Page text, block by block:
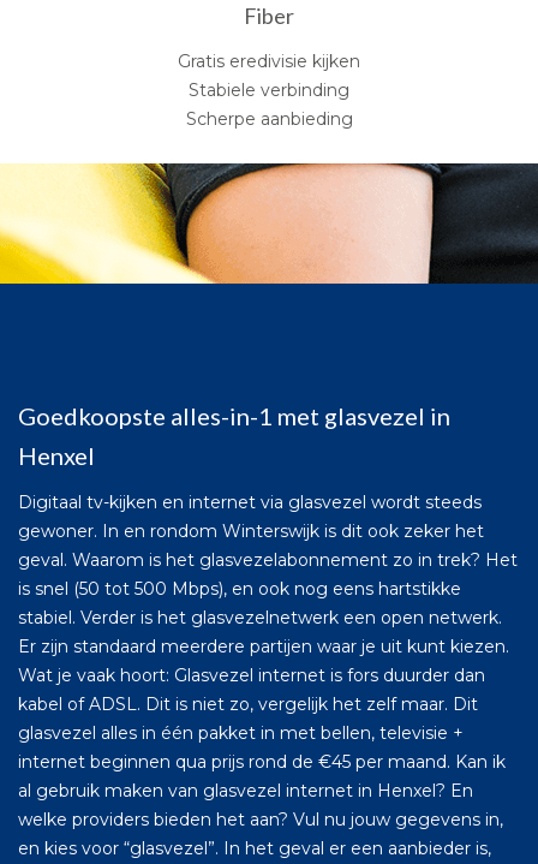
Fiber
Gratis eredivisie kijken
Stabiele verbinding
Scherpe aanbieding
Goedkoopste alles-in-1 met glasvezel in
Henxel
Digitaal tv-kijken en internet via glasvezel wordt steeds
gewoner. In en rondom Winterswijk is dit ook zeker het
geval. Waarom is het glasvezelabonnement zo in trek? Het
is snel (50 tot 500 Mbps), en ook nog eens hartstikke
stabiel. Verder is het glasvezelnetwerk een open netwerk.
Er zijn standaard meerdere partijen waar je uit kunt kiezen.
Wat je vaak hoort: Glasvezel internet is fors duurder dan
kabel of ADSL. Dit is niet zo, vergelijk het zelf maar. Dit
glasvezel alles in één pakket in met bellen, televisie +
internet beginnen qua prijs rond de €45 per maand. Kan ik
al gebruik maken van glasvezel internet in Henxel? En
welke providers bieden het aan? Vul nu jouw gegevens in,
en kies voor “glasvezel”. In het geval er een aanbieder is,